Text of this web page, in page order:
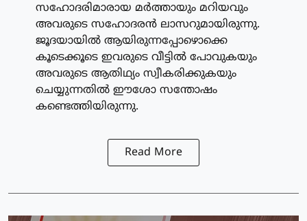
സഹോദരിമാരായ മര്‍ത്തായും മറിയവും
അവരുടെ സഹോദരന്‍ ലാസറുമായിരുന്നു.
ജൂദയായില്‍ ആയിരുന്നപ്പോഴൊക്കെ
കൂടെക്കൂടെ ഇവരുടെ വീട്ടില്‍ പോവുകയും
അവരുടെ ആതിഥ്യം സ്വീകരിക്കുകയും
ചെയ്യുന്നതില്‍ ഈശോ സന്തോഷം
കണ്ടെത്തിയിരുന്നു.
Read More